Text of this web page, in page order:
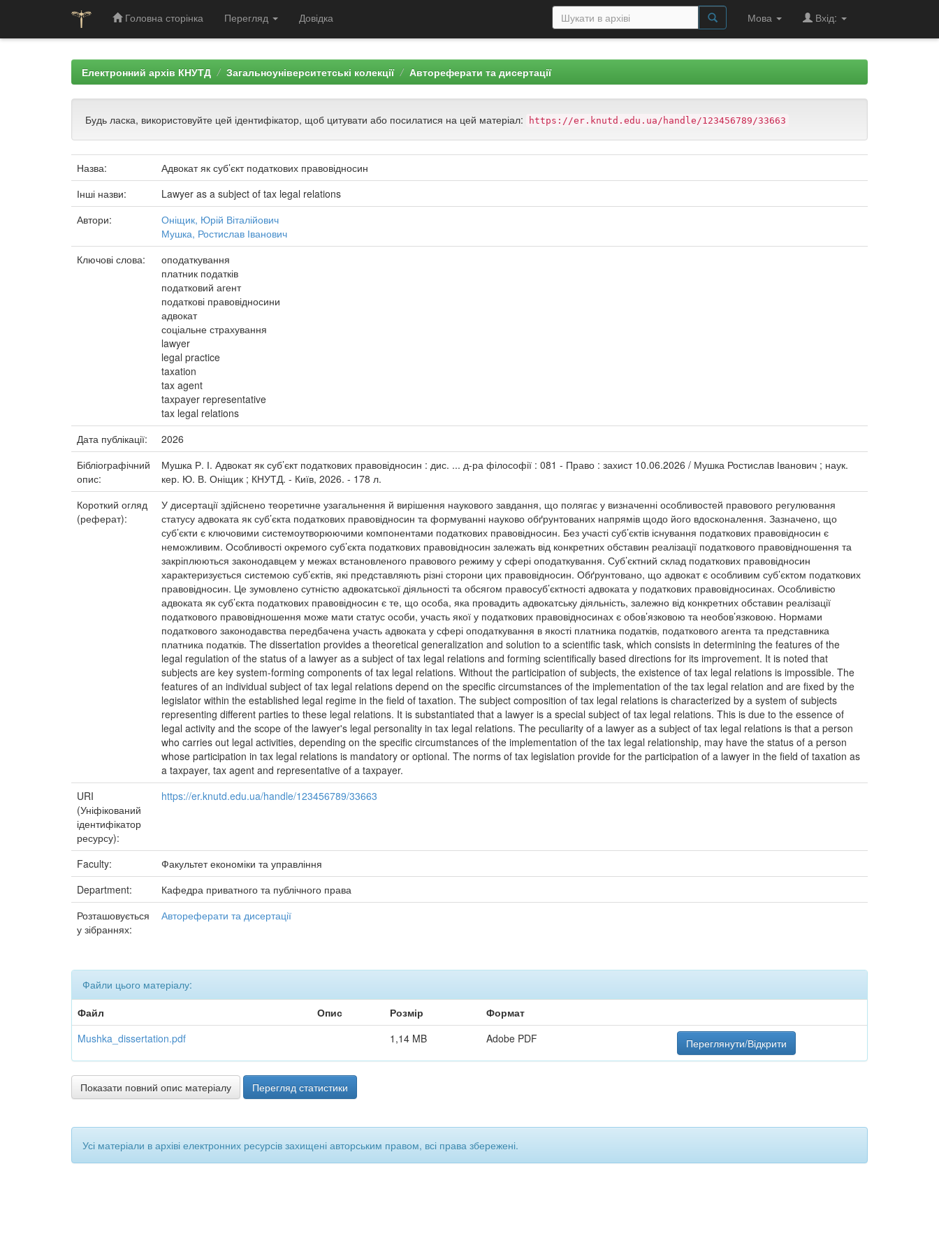
Головна сторінка Перегляд Довідка Мова Вхід:
Електронний архів КНУТД Загальноуніверситетські колекції Автореферати та дисертації
Будь ласка, використовуйте цей ідентифікатор, щоб цитувати або посилатися на цей матеріал: https://er.knutd.edu.ua/handle/123456789/33663
Назва:
Адвокат як суб’єкт податкових правовідносин
Інші назви:
Lawyer as a subject of tax legal relations
Автори:
Оніщик, Юрій Віталійович
Мушка, Ростислав Іванович
Ключові слова:
оподаткування
платник податків
податковий агент
податкові правовідносини
адвокат
соціальне страхування
lawyer
legal practice
taxation
tax agent
taxpayer representative
tax legal relations
Дата публікації:
2026
Бібліографічний
опис:
Мушка Р. І. Адвокат як суб’єкт податкових правовідносин : дис. ... д-ра філософії : 081 - Право : захист 10.06.2026 / Мушка Ростислав Іванович ; наук.
кер. Ю. В. Оніщик ; КНУТД. - Київ, 2026. - 178 л.
Короткий огляд
(реферат):
У дисертації здійснено теоретичне узагальнення й вирішення наукового завдання, що полягає у визначенні особливостей правового регулювання
статусу адвоката як суб’єкта податкових правовідносин та формуванні науково обґрунтованих напрямів щодо його вдосконалення. Зазначено, що
суб’єкти є ключовими системоутворюючими компонентами податкових правовідносин. Без участі суб’єктів існування податкових правовідносин є
неможливим. Особливості окремого суб’єкта податкових правовідносин залежать від конкретних обставин реалізації податкового правовідношення та
закріплюються законодавцем у межах встановленого правового режиму у сфері оподаткування. Суб’єктний склад податкових правовідносин
характеризується системою суб’єктів, які представляють різні сторони цих правовідносин. Обґрунтовано, що адвокат є особливим суб’єктом податкових
правовідносин. Це зумовлено сутністю адвокатської діяльності та обсягом правосуб’єктності адвоката у податкових правовідносинах. Особливістю
адвоката як суб’єкта податкових правовідносин є те, що особа, яка провадить адвокатську діяльність, залежно від конкретних обставин реалізації
податкового правовідношення може мати статус особи, участь якої у податкових правовідносинах є обов’язковою та необов’язковою. Нормами
податкового законодавства передбачена участь адвоката у сфері оподаткування в якості платника податків, податкового агента та представника
платника податків. The dissertation provides a theoretical generalization and solution to a scientific task, which consists in determining the features of the
legal regulation of the status of a lawyer as a subject of tax legal relations and forming scientifically based directions for its improvement. It is noted that
subjects are key system-forming components of tax legal relations. Without the participation of subjects, the existence of tax legal relations is impossible. The
features of an individual subject of tax legal relations depend on the specific circumstances of the implementation of the tax legal relation and are fixed by the
legislator within the established legal regime in the field of taxation. The subject composition of tax legal relations is characterized by a system of subjects
representing different parties to these legal relations. It is substantiated that a lawyer is a special subject of tax legal relations. This is due to the essence of
legal activity and the scope of the lawyer's legal personality in tax legal relations. The peculiarity of a lawyer as a subject of tax legal relations is that a person
who carries out legal activities, depending on the specific circumstances of the implementation of the tax legal relationship, may have the status of a person
whose participation in tax legal relations is mandatory or optional. The norms of tax legislation provide for the participation of a lawyer in the field of taxation as
a taxpayer, tax agent and representative of a taxpayer.
URI
(Уніфікований
ідентифікатор
ресурсу):
https://er.knutd.edu.ua/handle/123456789/33663
Faculty:
Факультет економіки та управління
Department:
Кафедра приватного та публічного права
Розташовується
у зібраннях:
Автореферати та дисертації
Файли цього матеріалу:
Файл
Опис Розмір
Формат
Mushka_dissertation.pdf
1,14 MB Adobe PDF Переглянути/Відкрити
Показати повний опис матеріалу Перегляд статистики
Усі матеріали в архіві електронних ресурсів захищені авторським правом, всі права збережені.